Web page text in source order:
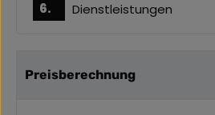
6. Dienstleistungen
Preisberechnung